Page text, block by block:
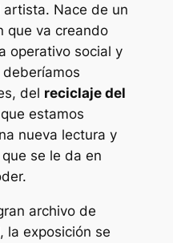
artista. Nace de un
que va creando
operativo social y
del reciclaje del
estamos
nueva lectura y
se le da en
archivo de
la exposición se